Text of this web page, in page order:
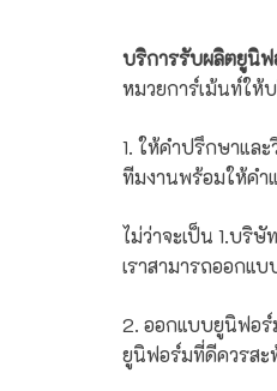
บริการรับผลิตยูนิฟ
หมวยการ์เม้นท์ให้
1. ให้คำปรึกษาแล
ทีมงานพร้อมให้ค
ไม่ว่าจะเป็น 1.บริษั
เราสามารถออกแ
2. ออกแบบยูนิฟอ
ยูนิฟอร์มที่ดีควรส